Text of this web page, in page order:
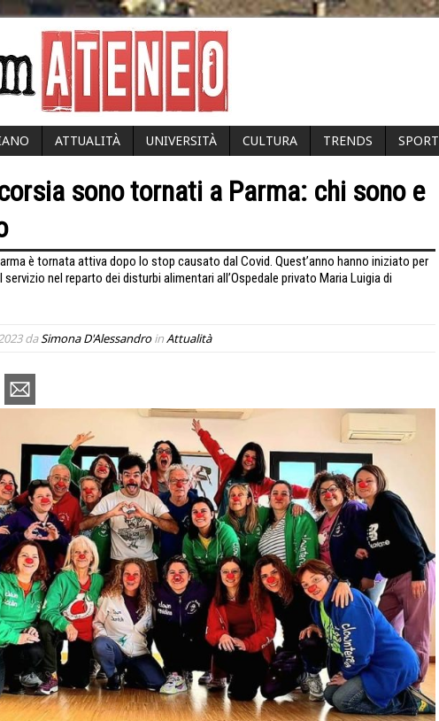
ATTUALITÀ UNIVERSITÀ CULTURA TRENDS SPORT
sono tornati a Parma: chi sono e
è tornata attiva dopo lo stop causato dal Covid. Quest’anno hanno iniziato per
nel reparto dei disturbi alimentari all’Ospedale privato Maria Luigia di
daSimona D'AlessandroinAttualità